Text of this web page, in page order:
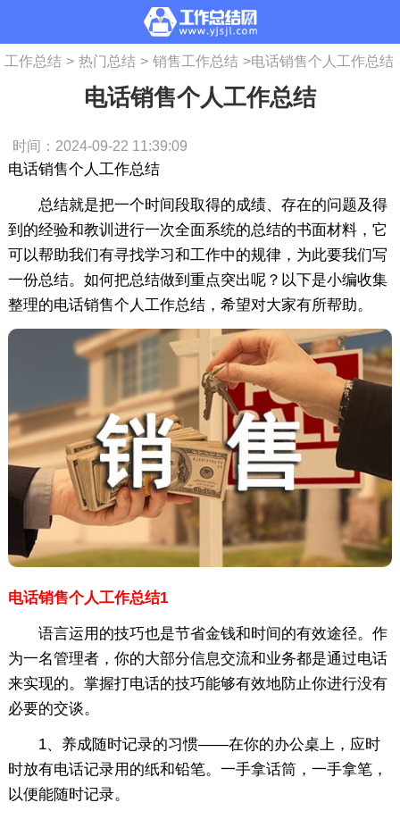
工作总结 > 热门总结 > 销售工作总结 >电话销售个人工作总结
电话销售个人工作总结
时间：2024-09-22 11:39:09
电话销售个人工作总结
总结就是把一个时间段取得的成绩、存在的问题及得
到的经验和教训进行一次全面系统的总结的书面材料，它
可以帮助我们有寻找学习和工作中的规律，为此要我们写
一份总结。如何把总结做到重点突出呢？以下是小编收集
整理的电话销售个人工作总结，希望对大家有所帮助。
电话销售个人工作总结1
语言运用的技巧也是节省金钱和时间的有效途径。作
为一名管理者，你的大部分信息交流和业务都是通过电话
来实现的。掌握打电话的技巧能够有效地防止你进行没有
必要的交谈。
1、养成随时记录的习惯——在你的办公桌上，应时
时放有电话记录用的纸和铅笔。一手拿话筒，一手拿笔，
以便能随时记录。